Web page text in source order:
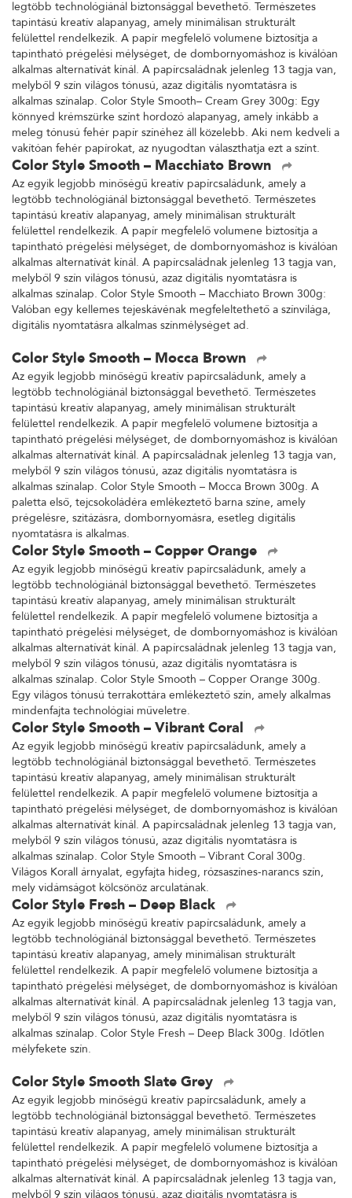
legtöbb technológiánál biztonsággal bevethető. Természetes
tapintású kreatív alapanyag, amely minimálisan strukturált
felülettel rendelkezik. A papír megfelelő volumene biztosítja a
tapintható prégelési mélységet, de dombornyomáshoz is kiválóan
alkalmas alternatívát kínál. A papírcsaládnak jelenleg 13 tagja van,
melyből 9 szín világos tónusú, azaz digitális nyomtatásra is
alkalmas színalap. Color Style Smooth– Cream Grey 300g: Egy
könnyed krémszürke színt hordozó alapanyag, amely inkább a
meleg tónusú fehér papír színéhez áll közelebb. Aki nem kedveli a
vakítóan fehér papírokat, az nyugodtan választhatja ezt a színt.
Color Style Smooth – Macchiato Brown
Az egyik legjobb minőségű kreatív papírcsaládunk, amely a
legtöbb technológiánál biztonsággal bevethető. Természetes
tapintású kreatív alapanyag, amely minimálisan strukturált
felülettel rendelkezik. A papír megfelelő volumene biztosítja a
tapintható prégelési mélységet, de dombornyomáshoz is kiválóan
alkalmas alternatívát kínál. A papírcsaládnak jelenleg 13 tagja van,
melyből 9 szín világos tónusú, azaz digitális nyomtatásra is
alkalmas színalap. Color Style Smooth – Macchiato Brown 300g:
Valóban egy kellemes tejeskávénak megfeleltethető a színvilága,
digitális nyomtatásra alkalmas színmélységet ad.
Color Style Smooth – Mocca Brown
Az egyik legjobb minőségű kreatív papírcsaládunk, amely a
legtöbb technológiánál biztonsággal bevethető. Természetes
tapintású kreatív alapanyag, amely minimálisan strukturált
felülettel rendelkezik. A papír megfelelő volumene biztosítja a
tapintható prégelési mélységet, de dombornyomáshoz is kiválóan
alkalmas alternatívát kínál. A papírcsaládnak jelenleg 13 tagja van,
melyből 9 szín világos tónusú, azaz digitális nyomtatásra is
alkalmas színalap. Color Style Smooth – Mocca Brown 300g. A
paletta első, tejcsokoládéra emlékeztető barna színe, amely
prégelésre, szitázásra, dombornyomásra, esetleg digitális
nyomtatásra is alkalmas.
Color Style Smooth – Copper Orange
Az egyik legjobb minőségű kreatív papírcsaládunk, amely a
legtöbb technológiánál biztonsággal bevethető. Természetes
tapintású kreatív alapanyag, amely minimálisan strukturált
felülettel rendelkezik. A papír megfelelő volumene biztosítja a
tapintható prégelési mélységet, de dombornyomáshoz is kiválóan
alkalmas alternatívát kínál. A papírcsaládnak jelenleg 13 tagja van,
melyből 9 szín világos tónusú, azaz digitális nyomtatásra is
alkalmas színalap. Color Style Smooth – Copper Orange 300g.
Egy világos tónusú terrakottára emlékeztető szín, amely alkalmas
mindenfajta technológiai műveletre.
Color Style Smooth – Vibrant Coral
Az egyik legjobb minőségű kreatív papírcsaládunk, amely a
legtöbb technológiánál biztonsággal bevethető. Természetes
tapintású kreatív alapanyag, amely minimálisan strukturált
felülettel rendelkezik. A papír megfelelő volumene biztosítja a
tapintható prégelési mélységet, de dombornyomáshoz is kiválóan
alkalmas alternatívát kínál. A papírcsaládnak jelenleg 13 tagja van,
melyből 9 szín világos tónusú, azaz digitális nyomtatásra is
alkalmas színalap. Color Style Smooth – Vibrant Coral 300g.
Világos Korall árnyalat, egyfajta hideg, rózsaszínes-narancs szín,
mely vidámságot kölcsönöz arculatának.
Color Style Fresh – Deep Black
Az egyik legjobb minőségű kreatív papírcsaládunk, amely a
legtöbb technológiánál biztonsággal bevethető. Természetes
tapintású kreatív alapanyag, amely minimálisan strukturált
felülettel rendelkezik. A papír megfelelő volumene biztosítja a
tapintható prégelési mélységet, de dombornyomáshoz is kiválóan
alkalmas alternatívát kínál. A papírcsaládnak jelenleg 13 tagja van,
melyből 9 szín világos tónusú, azaz digitális nyomtatásra is
alkalmas színalap. Color Style Fresh – Deep Black 300g. Időtlen
mélyfekete szín.
Color Style Smooth Slate Grey
Az egyik legjobb minőségű kreatív papírcsaládunk, amely a
legtöbb technológiánál biztonsággal bevethető. Természetes
tapintású kreatív alapanyag, amely minimálisan strukturált
felülettel rendelkezik. A papír megfelelő volumene biztosítja a
tapintható prégelési mélységet, de dombornyomáshoz is kiválóan
alkalmas alternatívát kínál. A papírcsaládnak jelenleg 13 tagja van,
melyből 9 szín világos tónusú, azaz digitális nyomtatásra is